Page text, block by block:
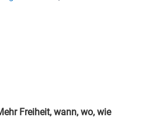
Freiheit, wann, wo, wie